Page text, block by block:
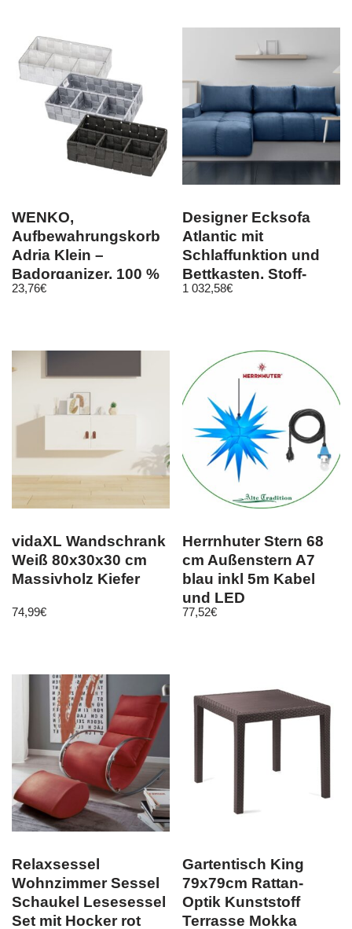
WENKO,
Aufbewahrungskorb
Adria Klein –
Badorganizer, 100 %
Polypropylen
23,76€
Designer Ecksofa
Atlantic mit
Schlaffunktion und
Bettkasten, Stoff-
sowie Farbauswahl
1 032,58€
vidaXL Wandschrank
Weiß 80x30x30 cm
Massivholz Kiefer
74,99€
Herrnhuter Stern 68
cm Außenstern A7
blau inkl 5m Kabel
und LED
77,52€
Relaxsessel
Wohnzimmer Sessel
Schaukel Lesesessel
Set mit Hocker rot
Gartentisch King
79x79cm Rattan-
Optik Kunststoff
Terrasse Mokka